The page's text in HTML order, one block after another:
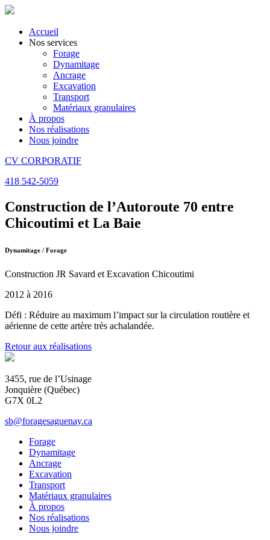
Accueil
Nos services
Forage
Dynamitage
Ancrage
Excavation
Transport
Matériaux granulaires
À propos
Nos réalisations
Nous joindre
CV CORPORATIF
418 542-5059
Construction de l’Autoroute 70 entre
Chicoutimi et La Baie
Dynamitage / Forage
Construction JR Savard et Excavation Chicoutimi
2012 à 2016
Défi : Réduire au maximum l’impact sur la circulation routière et
aérienne de cette artère très achalandée.
Retour aux réalisations
3455, rue de l’Usinage
Jonquière (Québec)
G7X 0L2
sb@foragesaguenay.ca
Forage
Dynamitage
Ancrage
Excavation
Transport
Matériaux granulaires
À propos
Nos réalisations
Nous joindre